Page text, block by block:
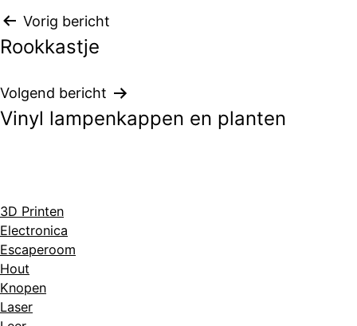
Bericht
navigatie
Vorig bericht
Rookkastje
Volgend bericht
Vinyl lampenkappen en planten
3D Printen
Electronica
Escaperoom
Hout
Knopen
Laser